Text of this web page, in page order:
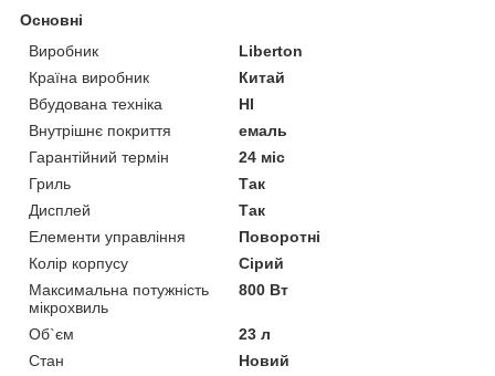
Основні
Виробник
Liberton
Країна виробник
Китай
Вбудована техніка
НІ
Внутрішнє покриття
емаль
Гарантійний термін
24 міс
Гриль
Так
Дисплей
Так
Елементи управління
Поворотні
Колір корпусу
Сірий
Максимальна потужність
мікрохвиль
800 Вт
Об`єм
23 л
Стан
Новий